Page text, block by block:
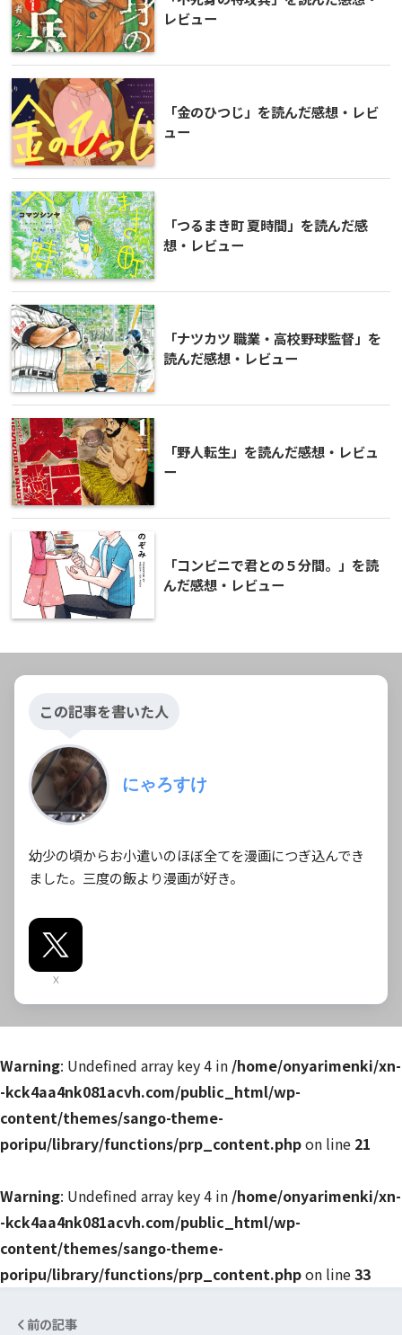
レビュー
「金のひつじ」を読んだ感想・レビ
ュー
「つるまき町 夏時間」を読んだ感
想・レビュー
「ナツカツ 職業・高校野球監督」を
読んだ感想・レビュー
「野人転生」を読んだ感想・レビュ
ー
「コンビニで君との５分間。」を読
んだ感想・レビュー
この記事を書いた人
にゃろすけ
幼少の頃からお小遣いのほぼ全てを漫画につぎ込んでき
ました。三度の飯より漫画が好き。
X
Warning: Undefined array key 4 in /home/onyarimenki/xn-
-kck4aa4nk081acvh.com/public_html/wp-
content/themes/sango-theme-
poripu/library/functions/prp_content.phpon line 21
Warning: Undefined array key 4 in /home/onyarimenki/xn-
-kck4aa4nk081acvh.com/public_html/wp-
content/themes/sango-theme-
poripu/library/functions/prp_content.phpon line33
前の記事